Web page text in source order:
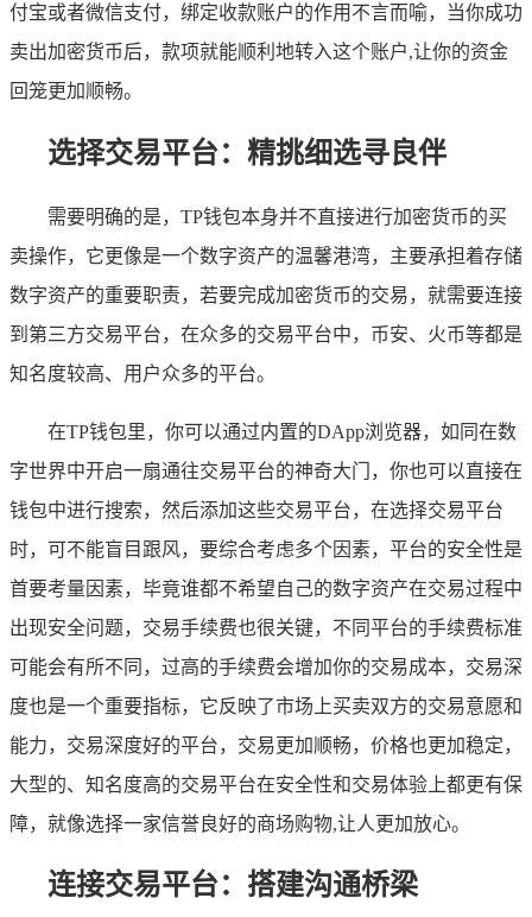
付宝或者微信支付，绑定收款账户的作用不言而喻，当你成功
卖出加密货币后，款项就能顺利地转入这个账户,让你的资金
回笼更加顺畅。
选择交易平台：精挑细选寻良伴
需要明确的是，TP钱包本身并不直接进行加密货币的买
卖操作，它更像是一个数字资产的温馨港湾，主要承担着存储
数字资产的重要职责，若要完成加密货币的交易，就需要连接
到第三方交易平台，在众多的交易平台中，币安、火币等都是
知名度较高、用户众多的平台。
在TP钱包里，你可以通过内置的DApp浏览器，如同在数
字世界中开启一扇通往交易平台的神奇大门，你也可以直接在
钱包中进行搜索，然后添加这些交易平台，在选择交易平台
时，可不能盲目跟风，要综合考虑多个因素，平台的安全性是
首要考量因素，毕竟谁都不希望自己的数字资产在交易过程中
出现安全问题，交易手续费也很关键，不同平台的手续费标准
可能会有所不同，过高的手续费会增加你的交易成本，交易深
度也是一个重要指标，它反映了市场上买卖双方的交易意愿和
能力，交易深度好的平台，交易更加顺畅，价格也更加稳定，
大型的、知名度高的交易平台在安全性和交易体验上都更有保
障，就像选择一家信誉良好的商场购物,让人更加放心。
连接交易平台：搭建沟通桥梁